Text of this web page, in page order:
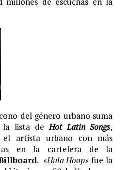
del género urbano suma
la lista deHot Latin Songs,
el artista urbano con más
en la cartelera de la
. «Hula Hoop» fue la